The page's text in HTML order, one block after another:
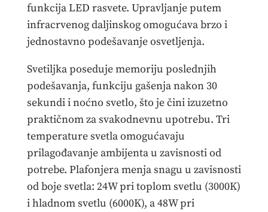
funkcija LED rasvete. Upravljanje putem
infracrvenog daljinskog omogućava brzo i
jednostavno podešavanje osvetljenja.
Svetiljka poseduje memoriju poslednjih
podešavanja, funkciju gašenja nakon 30
sekundi i noćno svetlo, što je čini izuzetno
praktičnom za svakodnevnu upotrebu. Tri
temperature svetla omogućavaju
prilagođavanje ambijenta u zavisnosti od
potrebe. Plafonjera menja snagu u zavisnosti
od boje svetla: 24W pri toplom svetlu (3000K)
i hladnom svetlu (6000K), a 48W pri